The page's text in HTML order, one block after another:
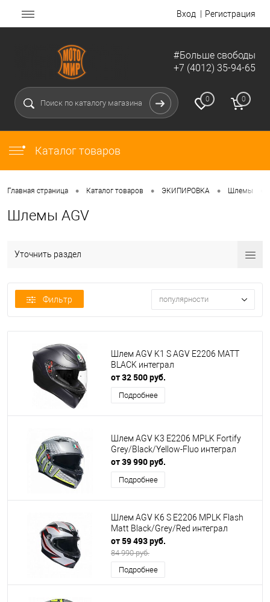
Вход Регистрация
#Больше свободы
+7 (4012) 35-94-65
0 0
Каталог товаров
Главная страница • Каталог товаров • ЭКИПИРОВКА • Шлемы
Шлемы AGV
Уточнить раздел
Фильтр популярности
Шлем AGV K1 S AGV E2206 MATT
BLACK интеграл
от 32 500 руб.
Подробнее
Шлем AGV K3 E2206 MPLK Fortify
Grey/Black/Yellow-Fluo интеграл
от 39 990 руб.
Подробнее
Шлем AGV K6 S E2206 MPLK Flash
Matt Black/Grey/Red интеграл
от 59 493 руб.
84 990 руб.
Подробнее